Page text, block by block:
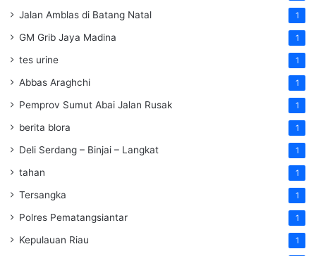
Jalan Amblas di Batang Natal 1
GM Grib Jaya Madina 1
tes urine 1
Abbas Araghchi 1
Pemprov Sumut Abai Jalan Rusak 1
berita blora 1
Deli Serdang – Binjai – Langkat 1
tahan 1
Tersangka 1
Polres Pematangsiantar 1
Kepulauan Riau 1